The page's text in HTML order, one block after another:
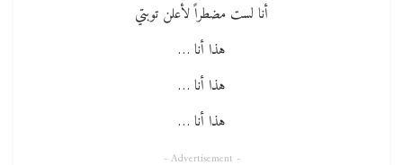
أنا لست مضطراً لأعلن توبتي
هذا أنا …
هذا أنا …
هذا أنا …
- Advertisement -